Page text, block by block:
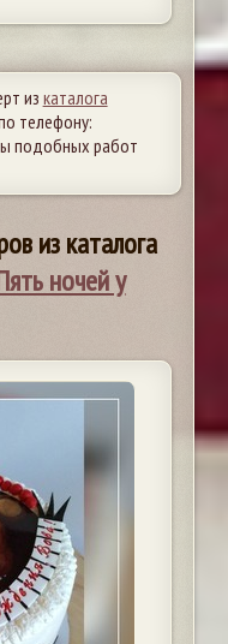
из каталога
телефону:
подобных работ
из каталога
ночей у